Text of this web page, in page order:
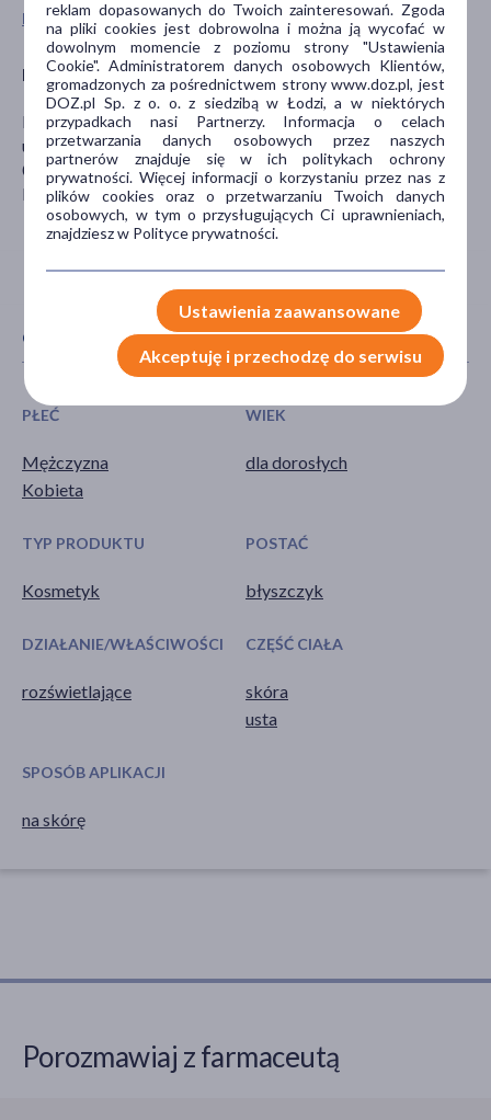
Pokaż wszystkie produkty ROM&ND
Dystrybutor
PRIMAVERA PARFUM SP. Z O.O.
ul. Józefa Piusa Dziekońskiego 3
00-728 Warszawa
biuro@primaveraparfum.pl
CECHY PRODUKTU
PŁEĆ
Mężczyzna
Kobieta
WIEK
dla dorosłych
TYP PRODUKTU
Kosmetyk
POSTAĆ
błyszczyk
DZIAŁANIE/WŁAŚCIWOŚCI
rozświetlające
CZĘŚĆ CIAŁA
skóra
usta
SPOSÓB APLIKACJI
na skórę
Porozmawiaj z farmaceutą
reklam dopasowanych do Twoich zainteresowań. Zgoda
na pliki cookies jest dobrowolna i można ją wycofać w
dowolnym momencie z poziomu strony "Ustawienia
Cookie". Administratorem danych osobowych Klientów,
gromadzonych za pośrednictwem strony www.doz.pl, jest
DOZ.pl Sp. z o. o. z siedzibą w Łodzi, a w niektórych
przypadkach nasi Partnerzy. Informacja o celach
przetwarzania danych osobowych przez naszych
partnerów znajduje się w ich politykach ochrony
prywatności. Więcej informacji o korzystaniu przez nas z
plików cookies oraz o przetwarzaniu Twoich danych
osobowych, w tym o przysługujących Ci uprawnieniach,
znajdziesz w Polityce prywatności.
Ustawienia zaawansowane
Akceptuję i przechodzę do serwisu